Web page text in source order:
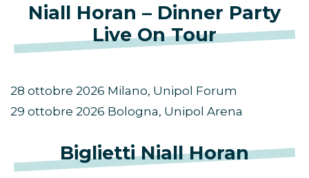
Niall Horan – Dinner Party
Live On Tour
28 ottobre 2026 Milano, Unipol Forum
29 ottobre 2026 Bologna, Unipol Arena
Biglietti Niall Horan